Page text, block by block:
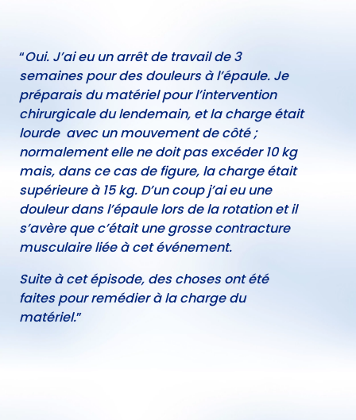
“Oui. J’ai eu un arrêt de travail de 3
semaines pour des douleurs à l’épaule. Je
préparais du matériel pour l’intervention
chirurgicale du lendemain, et la charge était
lourde avec un mouvement de côté ;
normalement elle ne doit pas excéder 10 kg
mais, dans ce cas de figure, la charge était
supérieure à 15 kg. D’un coup j’ai eu une
douleur dans l’épaule lors de la rotation et il
s’avère que c’était une grosse contracture
musculaire liée à cet événement.
Suite à cet épisode, des choses ont été
faites pour remédier à la charge du
matériel.”